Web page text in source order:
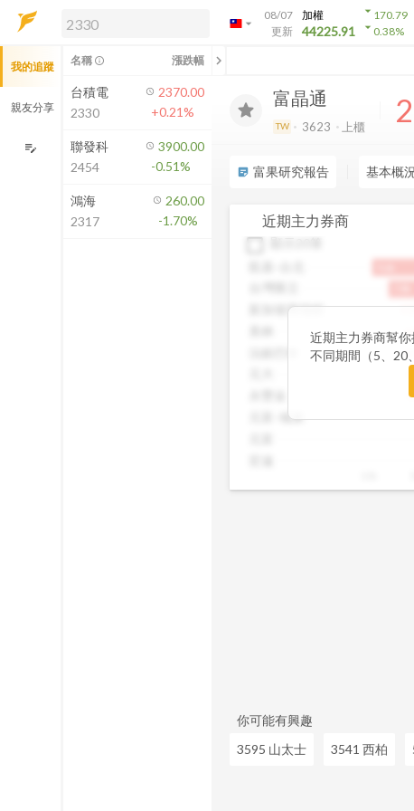
arrow_drop_down
08/07
更新
加權
44225.91
arrow_drop_down170.79
arrow_drop_down0.38%
解鎖即時行情及進階功能
方案」，即可解鎖以下功能：
即時行情
即時市況與排行
成交金額熱力圖
前往方案訂閱
如何綁定合作券商
富晶通
TW 3623 上櫃
sticky_note_2 富果研究報告 基本概況
近期主力券商
新加坡商瑞銀
元富-城東
近期主力券商幫
不同期間（5、20
額，讓你一眼看
股。透過觀察主
合想追蹤主力動
見一般投資者看
你可能有興趣
3595 山太士
3541 西柏
我的追蹤
親友分享
edit_note
名稱 info_outline 漲跌幅 chevron_left
台積電
2330
2370.00
+0.21%
聯發科
2454
3900.00
-0.51%
鴻海
2317
260.00
-1.70%